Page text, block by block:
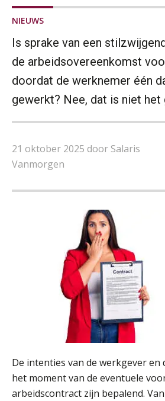
NIEUWS
Is sprake van een
de arbeidsovereenkomst
doordat de werknemer één
gewerkt? Nee, dat is niet het
21 oktober 2025 door Salaris
Vanmorgen
De intenties van de werkgever en
het moment van de eventuele
arbeidscontract zijn bepalend.